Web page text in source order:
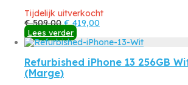
Tijdelijk uitverkocht
€509,00Oorspronkelijke
prijs
was:
€419,00
is:
Lees verder
Refurbished iPhone 13 256GB
(Marge)